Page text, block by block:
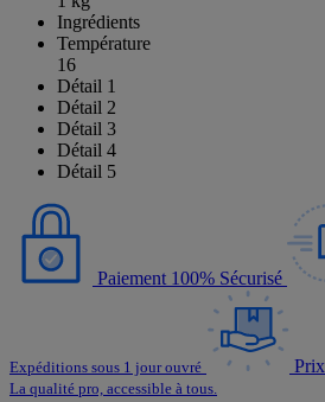
Ingrédients
Température
16
Détail 1
Détail 2
Détail 3
Détail 4
Détail 5
Paiement 100% Sécurisé
Expéditions sous 1 jour ouvré
La qualité pro, accessible à tous.